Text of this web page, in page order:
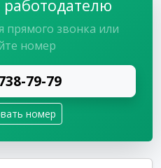
прямого звонка или
номер
79-79
номер